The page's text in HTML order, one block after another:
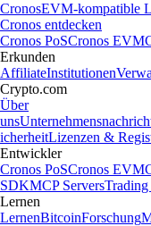
CronosEVM-kompatible
Cronos entdecken
Cronos PoSCronos EVM
Erkunden
AffiliateInstitutionen
Crypto.com
Über
uns
icherheitLizenzen &
Entwickler
Cronos PoSCronos EVM
SDKMCP Servers
Lernen
LernenBitcoinForschung